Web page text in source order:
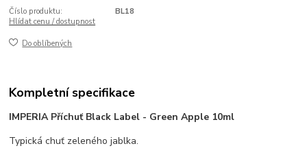
Číslo produktu:
BL18
Hlídat cenu / dostupnost
Do oblíbených
Kompletní specifikace
IMPERIA Příchuť Black Label - Green Apple 10ml
Typická chuť zeleného jablka.